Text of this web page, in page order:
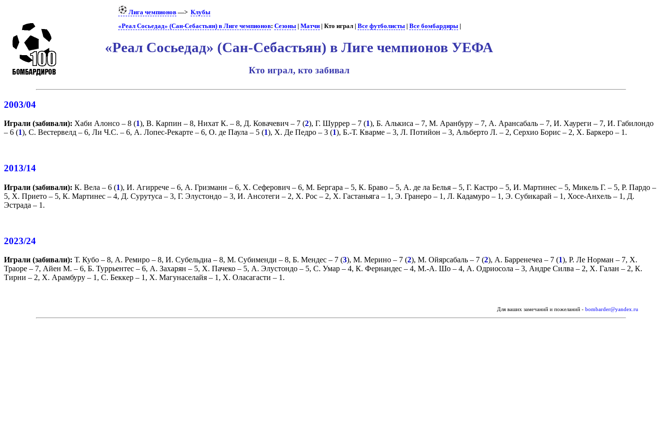
Лига чемпионов —>Клубы
«Реал Сосьедад» (Сан-Себастьян) в Лиге чемпионов:Сезоны |Матчи | Кто играл |Все футболисты |Все бомбардиры |
«Реал Сосьедад» (Сан-Себастьян) в Лиге чемпионов УЕФА
Кто играл, кто забивал
2003/04
Играли (забивали): Хаби Алонсо – 8 (1), В. Карпин – 8, Нихат К. – 8, Д. Ковачевич – 7 (2), Г. Шуррер – 7 (1), Б. Алькиса – 7, М. Аранбуру – 7, А. Арансабаль – 7, И. Хауреги – 7, И. Габилондо
– 6 (1), С. Вестервелд – 6, Ли Ч.С. – 6, А. Лопес-Рекарте – 6, О. де Паула – 5 (1), Х. Де Педро – 3 (1), Б.-Т. Кварме – 3, Л. Потийон – 3, Альберто Л. – 2, Серхио Борис – 2, Х. Баркеро – 1.
2013/14
Играли (забивали): К. Вела – 6 (1), И. Агиррече – 6, А. Гризманн – 6, Х. Сеферович – 6, М. Бергара – 5, К. Браво – 5, А. де ла Белья – 5, Г. Кастро – 5, И. Мартинес – 5, Микель Г. – 5, Р. Пардо –
5, Х. Прието – 5, К. Мартинес – 4, Д. Сурутуса – 3, Г. Элустондо – 3, И. Ансотеги – 2, Х. Рос – 2, Х. Гастаньяга – 1, Э. Гранеро – 1, Л. Кадамуро – 1, Э. Субикарай – 1, Хосе-Анхель – 1, Д.
Эстрада – 1.
2023/24
Играли (забивали): Т. Кубо – 8, А. Ремиро – 8, И. Субельдиа – 8, М. Субименди – 8, Б. Мендес – 7 (3), М. Мерино – 7 (2), М. Ойярсабаль – 7 (2), А. Барренечеа – 7 (1), Р. Ле Норман – 7, Х.
Траоре – 7, Айен М. – 6, Б. Туррьентес – 6, А. Захарян – 5, Х. Пачеко – 5, А. Элустондо – 5, С. Умар – 4, К. Фернандес – 4, М.-А. Шо – 4, А. Одриосола – 3, Андре Силва – 2, Х. Галан – 2, К.
Тирни – 2, Х. Арамбуру – 1, С. Беккер – 1, Х. Магунаселайя – 1, Х. Оласагасти – 1.
Для ваших замечаний и пожеланий - bombarder@yandex.ru